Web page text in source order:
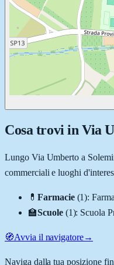
Cosa trovi in Via
Lungo Via Umberto a
commerciali e luoghi
💊 Farmacie (1):
🏫Scuole (1): Scuola
🧭Avvia il navigatore→
Naviga dalla tua posizione